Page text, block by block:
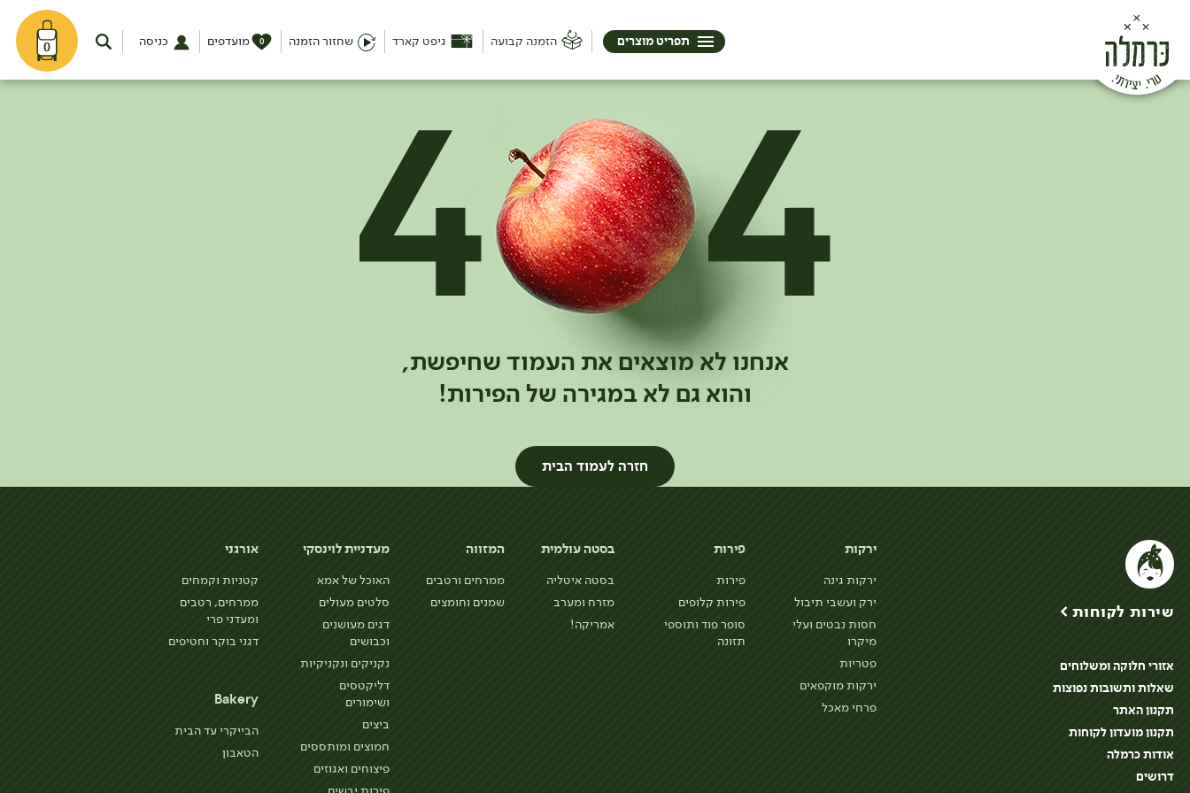
0 הזמנה קבועה גיפט קארד שחזור הזמנה מועדפים 0 כניסה תפריט מוצרים
אנחנו לא מוצאים את העמוד שחיפשת,
והוא גם לא במגירה של הפירות!
חזרה לעמוד הבית
ירקות
ירקות גינה
ירק ועשבי תיבול
חסות נבטים ועלי
מיקרו
פטריות
ירקות מוקפאים
פרחי מאכל
פירות
פירות
פירות קלופים
סופר פוד ותוספי
תזונה
בסטה עולמית
בסטה איטליה
מזרח ומערב
אמריקה!
המזווה
ממרחים ורטבים
שמנים וחומצים
מעדניית לוינסקי
האוכל של אמא
סלטים מעולים
דגים מעושנים
וכבושים
נקניקים ונקניקיות
דליקטסים
ושימורים
ביצים
חמוצים ומותססים
פיצוחים ואגוזים
אורגני
קטניות וקמחים
ממרחים, רטבים
ומעדני פרי
דגני בוקר וחטיפים
Bakery
הבייקרי עד הבית
הטאבון
שירות לקוחות >
אזורי חלוקה ומשלוחים
שאלות ותשובות נפוצות
תקנון האתר
תקנון מועדון לקוחות
אודות כרמלה
דרושים